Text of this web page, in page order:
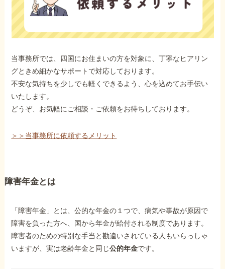
当事務所では、四国にお住まいの方を対象に、丁寧なヒアリン
グときめ細かなサポートで対応しております。
不安な気持ちを少しでも軽くできるよう、心を込めてお手伝い
いたします。
どうぞ、お気軽にご相談・ご依頼をお待ちしております。
＞＞当事務所に依頼するメリット
障害年金とは
「障害年金」とは、公的な年金の１つで、病気や事故が原因で
障害を負った方へ、国から年金が給付される制度であります。
障害者のための特別な手当と勘違いされている人もいらっしゃ
いますが、実は老齢年金と同じ公的年金です。